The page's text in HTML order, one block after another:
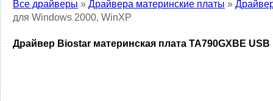
Все драйверы » Драйвера материнские платы »
для Windows 2000, WinXP
Драйвер Biostar материнская плата TA790GXBE